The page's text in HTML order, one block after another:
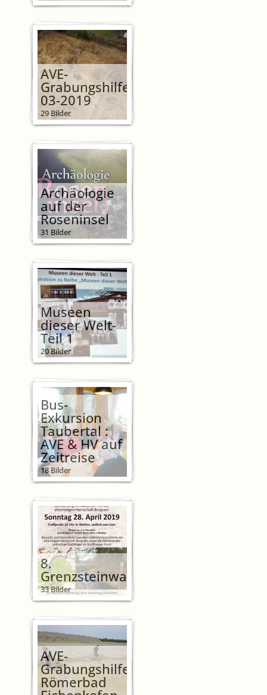
AVE-
Grabungshilfe
03-2019
29 Bilder
Archäologie
auf der
Roseninsel
31 Bilder
Museen
dieser Welt-
Teil 1
20 Bilder
Bus-
Exkursion
Taubertal :
AVE & HV auf
Zeitreise
18 Bilder
8.
Grenzsteinwanderung
33 Bilder
AVE-
Grabungshilfe
Römerbad